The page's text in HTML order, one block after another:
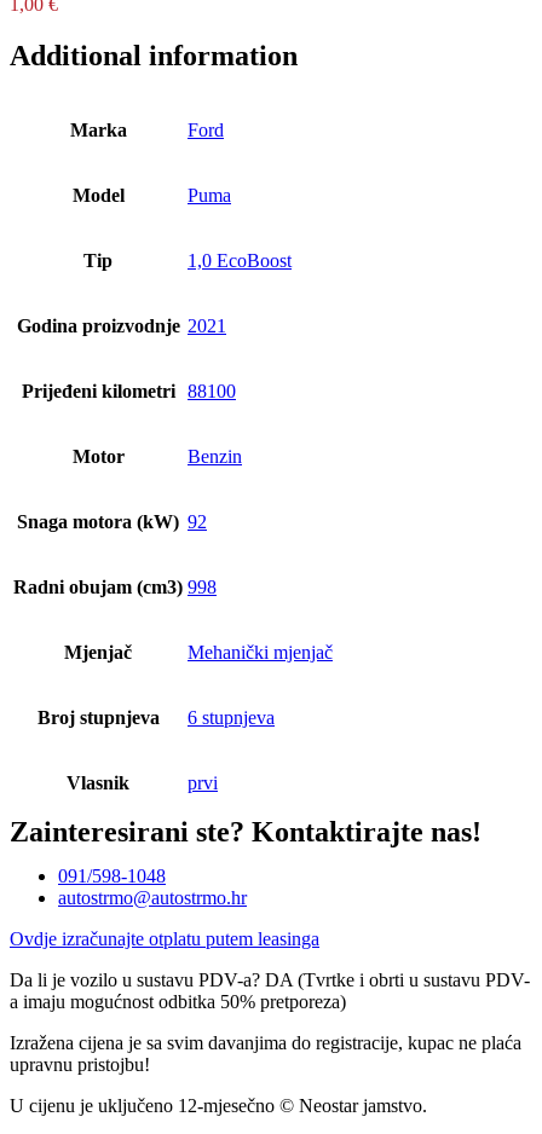
Additional information
Marka Ford
Model Puma
Tip 1,0 EcoBoost
Godina proizvodnje 2021
Prijeđeni kilometri 88100
Motor Benzin
Snaga motora (kW) 92
Radni obujam (cm3) 998
Mjenjač Mehanički mjenjač
Broj stupnjeva 6 stupnjeva
Vlasnik prvi
Zainteresirani ste? Kontaktirajte nas!
091/598-1048
autostrmo@autostrmo.hr
Ovdje izračunajte otplatu putem leasinga
Da li je vozilo u sustavu PDV-a? DA (Tvrtke i obrti u sustavu PDV-
a imaju mogućnost odbitka 50% pretporeza)
Izražena cijena je sa svim davanjima do registracije, kupac ne plaća
upravnu pristojbu!
U cijenu je uključeno 12-mjesečno © Neostar jamstvo.